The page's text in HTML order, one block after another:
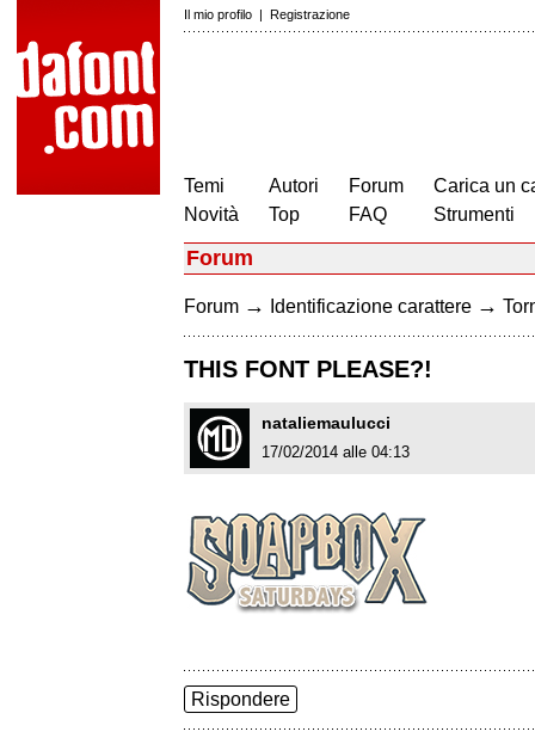
Il mio profilo | Registrazione
Temi
Novità
Autori
Top
Forum
FAQ
Carica un
Strumenti
Forum
Forum → Identificazione carattere →
THIS FONT PLEASE?!
nataliemaulucci
17/02/2014 alle 04:13
Rispondere